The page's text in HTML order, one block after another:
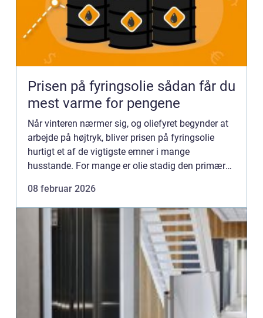
Prisen på fyringsolie sådan får du
mest varme for pengene
Når vinteren nærmer sig, og oliefyret begynder at
arbejde på højtryk, bliver prisen på fyringsolie
hurtigt et af de vigtigste emner i mange
husstande. For mange er olie stadig den primære
mærkes tydeligt i...
08 februar 2026